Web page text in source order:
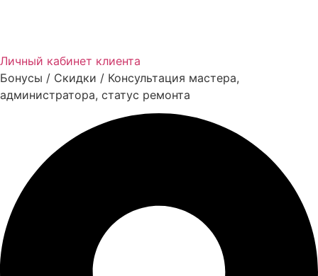
Личный кабинет клиента
Бонусы / Скидки / Консультация мастера,
администратора, статус ремонта